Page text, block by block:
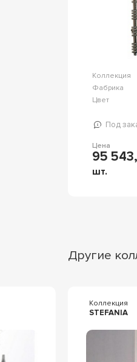
Коллекция
Фабрика
Цвет
Под
Цена
95
шт.
Другие
Коллекция
STEFANIA